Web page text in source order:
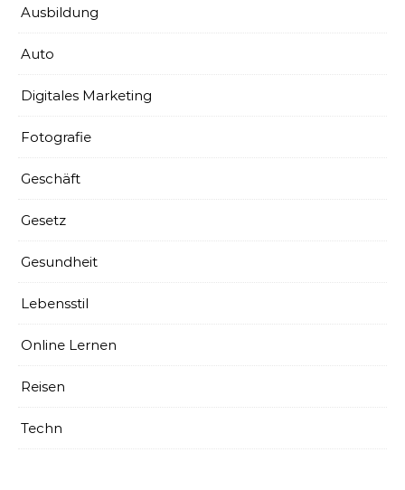
Ausbildung
Auto
Digitales Marketing
Fotografie
Geschäft
Gesetz
Gesundheit
Lebensstil
Online Lernen
Reisen
Techn